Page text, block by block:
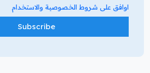
اوافق على شروط الخصوصية والاستخدام